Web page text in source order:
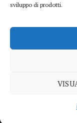
sviluppo di prodotti.
iTech
ViolaPost.it partecipa al
pubblicizzando e